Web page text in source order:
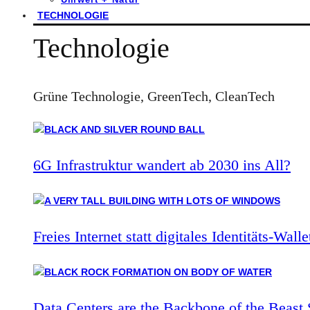
TECHNOLOGIE
Technologie
Grüne Technologie, GreenTech, CleanTech
6G Infrastruktur wandert ab 2030 ins All?
Freies Internet statt digitales Identitäts-